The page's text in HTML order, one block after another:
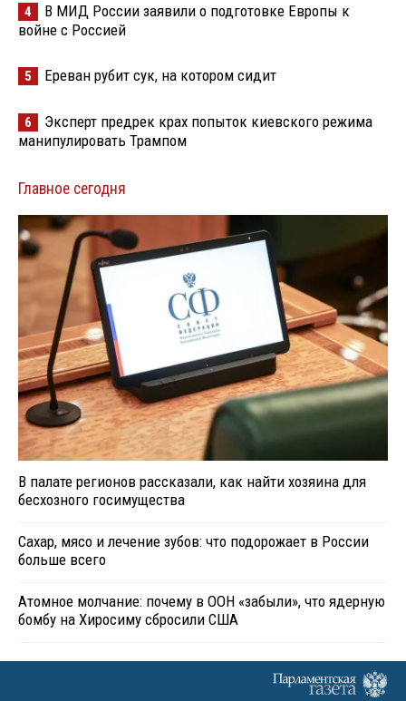
4
В МИД России заявили о подготовке Европы к
войне с Россией
5 Ереван рубит сук, на котором сидит
6
Эксперт предрек крах попыток киевского режима
манипулировать Трампом
Главное сегодня
В палате регионов рассказали, как найти хозяина для
бесхозного госимущества
Сахар, мясо и лечение зубов: что подорожает в России
больше всего
Атомное молчание: почему в ООН «забыли», что ядерную
бомбу на Хиросиму сбросили США